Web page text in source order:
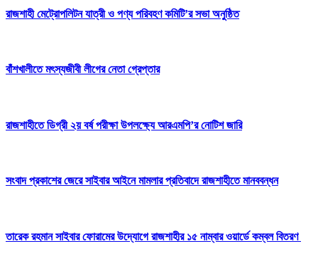
রাজশাহী মেট্রোপলিটন যাত্রী ও পণ্য পরিবহণ কমিটি’র সভা অনুষ্ঠিত
বাঁশখালীতে মৎস্যজীবী লীগের নেতা গ্রেপ্তার
রাজশাহীতে ডিগ্রী ২য় বর্ষ পরীক্ষা উপলক্ষ্যে আরএমপি’র নোটিশ জারি
সংবাদ প্রকাশের জেরে সাইবার আইনে মামলার প্রতিবাদে রাজশাহীতে মানববন্ধন
তারেক রহমান সাইবার ফোরামের উদ্যোগে রাজশাহীর ১৫ নাম্বার ওয়ার্ডে কম্বল বিতরণ